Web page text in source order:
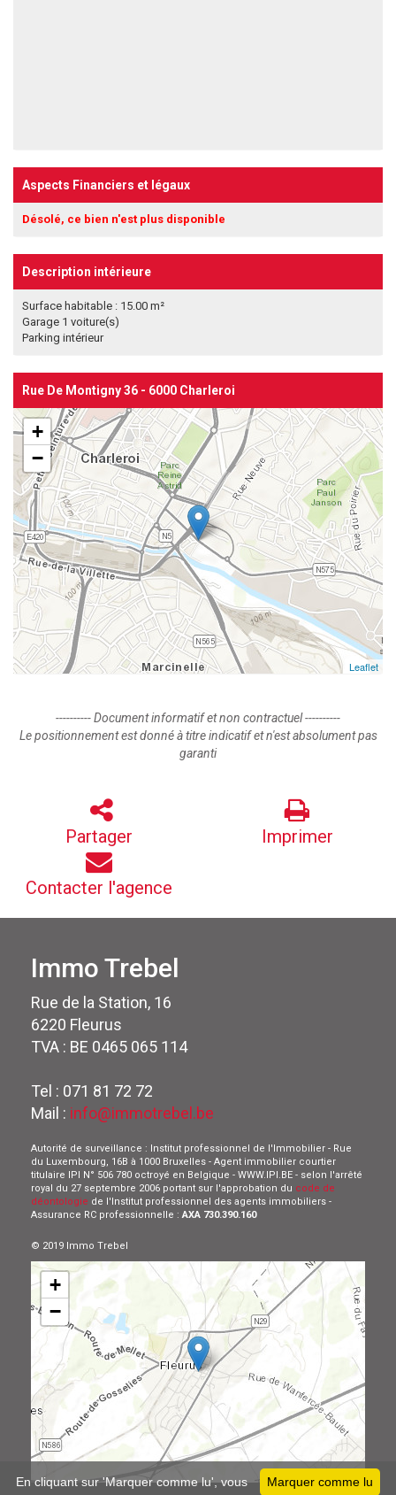
Aspects Financiers et légaux
Désolé, ce bien n'est plus disponible
Description intérieure
Surface habitable : 15.00 m²
Garage 1 voiture(s)
Parking intérieur
Rue De Montigny 36 - 6000 Charleroi
+
−
Leaflet
---------- Document informatif et non contractuel ----------
Le positionnement est donné à titre indicatif et n'est absolument pas
garanti
Partager Imprimer
Contacter l'agence
Immo Trebel
Rue de la Station, 16
6220 Fleurus
TVA : BE 0465 065 114
Tel : 071 81 72 72
Mail : info@immotrebel.be
Autorité de surveillance : Institut professionnel de l'Immobilier - Rue
du Luxembourg, 16B à 1000 Bruxelles - Agent immobilier courtier
titulaire IPI N° 506 780 octroyé en Belgique - WWW.IPI.BE - selon l'arrêté
royal du 27 septembre 2006 portant sur l'approbation du code de
déontologie de l'Institut professionnel des agents immobiliers -
Assurance RC professionnelle :AXA 730.390.160
© 2019 Immo Trebel
+
−
Marquer comme lu
En cliquant sur 'Marquer comme lu', vous